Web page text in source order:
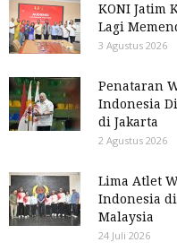
KONI Jatim
Lagi
3 Agustus 2026
Penataran
Indonesia
di Jakarta
2 Agustus 2026
Lima Atlet
Indonesia
Malaysia
24 Juli 2026